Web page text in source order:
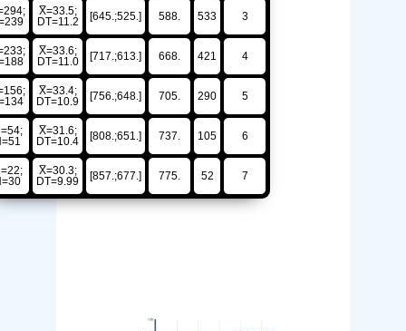
.588
[.525;.645]
X̅=33.5;
DT=11.2
M=294;
H=239
.668
[.613;.717]
X̅=33.6;
DT=11.0
M=233;
H=188
.705
[.648;.756]
X̅=33.4;
DT=10.9
M=156;
H=134
.737
[.651;.808]
X̅=31.6;
DT=10.4
M=54;
H=51
[.677;.857]
X̅=30.3;
DT=9.99
M=22;
H=30